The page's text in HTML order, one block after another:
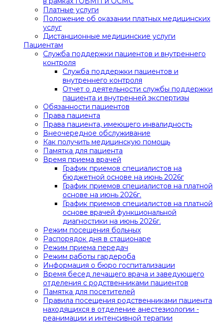
Платные услуги
Положение об оказании платных медицинских
услуг
Дистанционные медицинские услуги
Пациентам
Служба поддержки пациентов и внутреннего
контроля
Служба поддержки пациентов и
внутреннего контроля
Отчет о деятельности службы поддержки
пациента и внутренней экспертизы
Обязанности пациентов
Права пациента
Права пациента, имеющего инвалидность
Внеочередное обслуживание
Как получить медицинскую помощь
Памятка для пациента
Время приема врачей
График приемов специалистов на
бюджетной основе на июнь 2026г
График приемов специалистов на платной
основе на июнь 2026г.
График приемов специалистов на платной
основе врачей функциональной
диагностики на июнь 2026г.
Режим посещения больных
Распорядок дня в стационаре
Режим приема передач
Режим работы гардероба
Информация о бюро госпитализации
Время бесед лечащего врача и заведующего
отделения с родственниками пациентов
Памятка для посетителей
Правила посещения родственниками пациента
находящихся в отделение анестезиологии -
реанимации и интенсивной терапии